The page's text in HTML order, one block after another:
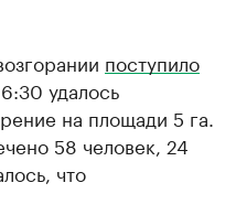
поступило
удалось
на площади 5 га.
58 человек, 24
что